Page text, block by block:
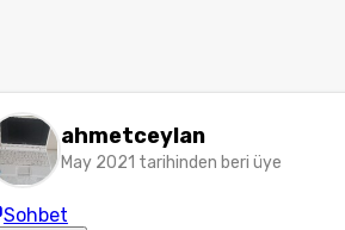
ahmetceylan
May 2021 tarihinden beri üye
Sohbet